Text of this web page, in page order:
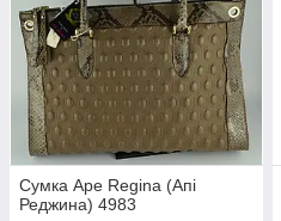
Сумка Ape Regina (Апі
Реджина) 4983